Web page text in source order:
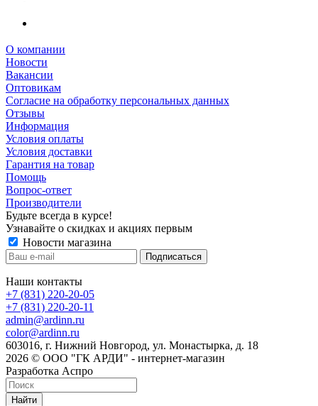
О компании
Новости
Вакансии
Оптовикам
Cогласие на обработку персональных данных
Отзывы
Информация
Условия оплаты
Условия доставки
Гарантия на товар
Помощь
Вопрос-ответ
Производители
Будьте всегда в курсе!
Узнавайте о скидках и акциях первым
Новости магазина
Наши контакты
+7 (831) 220-20-05
+7 (831) 220-20-11
admin@ardinn.ru
color@ardinn.ru
603016, г. Нижний Новгород, ул. Монастырка, д. 18
2026 © ООО "ГК АРДИ" - интернет-магазин
Разработка Аспро
Найти